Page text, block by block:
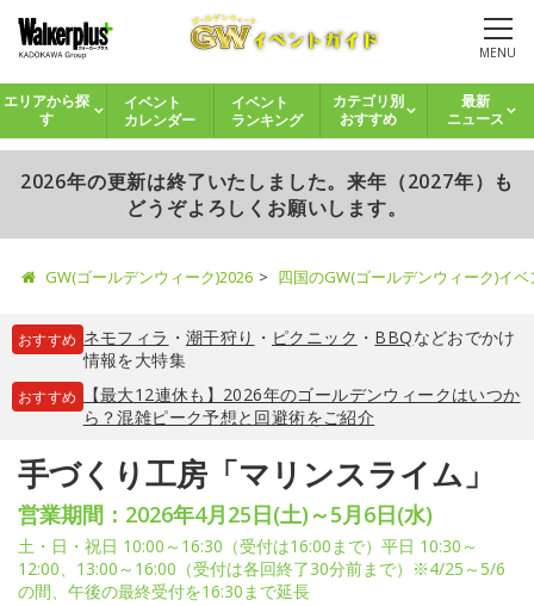
MENU
エリアから探
す
イベント
カレンダー
イベント
ランキング
カテゴリ別
おすすめ
最新
ニュース
2026年の更新は終了いたしました。来年（2027年）も
どうぞよろしくお願いします。
GW(ゴールデンウィーク)2026 四国のGW(ゴールデンウィーク)イ
おすすめ ネモフィラ ・ 潮干狩り ・ ピクニック ・ BBQなどおでかけ
情報を大特集
おすすめ
【最大12連休も】2026年のゴールデンウィークはいつか
ら？混雑ピーク予想と回避術をご紹介
手づくり工房「マリンスライム」
営業期間：2026年4月25日(土)～5月6日(水)
土・日・祝日 10:00～16:30（受付は16:00まで）平日 10:30～
12:00、13:00～16:00（受付は各回終了30分前まで）※4/25～5/6
の間、午後の最終受付を16:30まで延長